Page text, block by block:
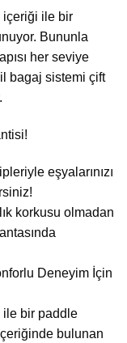
içeriği ile bir
Bununla
her seviye
bagaj sistemi çift
eşyalarınızı
korkusu olmadan
Deneyim İçin
ile bir paddle
bulunan